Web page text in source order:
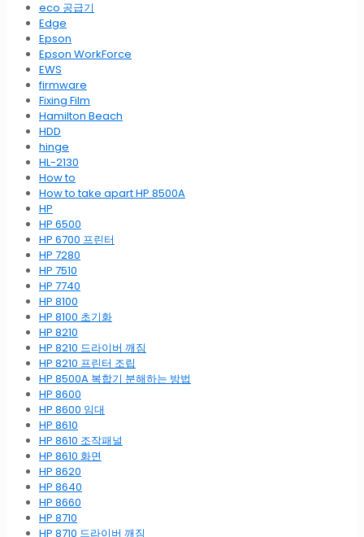
eco 공급기
Edge
Epson
Epson WorkForce
EWS
firmware
Fixing Film
Hamilton Beach
HDD
hinge
HL-2130
How to
How to take apart HP 8500A
HP
HP 6500
HP 6700 프린터
HP 7280
HP 7510
HP 7740
HP 8100
HP 8100 초기화
HP 8210
HP 8210 드라이버 깨짐
HP 8210 프린터 조립
HP 8500A 복합기 분해하는 방법
HP 8600
HP 8600 임대
HP 8610
HP 8610 조작패널
HP 8610 화면
HP 8620
HP 8640
HP 8660
HP 8710
HP 8710 드라이버 깨짐